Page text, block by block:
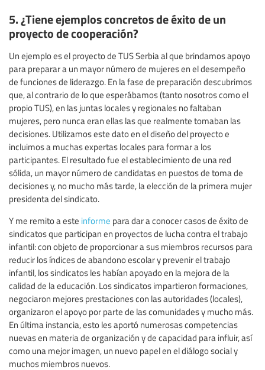
5. ¿Tiene ejemplos concretos de éxito de un
proyecto de cooperación?
Un ejemplo es el proyecto de TUS Serbia al que brindamos apoyo
para preparar a un mayor número de mujeres en el desempeño
de funciones de liderazgo. En la fase de preparación descubrimos
que, al contrario de lo que esperábamos (tanto nosotros como el
propio TUS), en las juntas locales y regionales no faltaban
mujeres, pero nunca eran ellas las que realmente tomaban las
decisiones. Utilizamos este dato en el diseño del proyecto e
incluimos a muchas expertas locales para formar a los
participantes. El resultado fue el establecimiento de una red
sólida, un mayor número de candidatas en puestos de toma de
decisiones y, no mucho más tarde, la elección de la primera mujer
presidenta del sindicato.
Y me remito a este informe para dar a conocer casos de éxito de
sindicatos que participan en proyectos de lucha contra el trabajo
infantil: con objeto de proporcionar a sus miembros recursos para
reducir los índices de abandono escolar y prevenir el trabajo
infantil, los sindicatos les habían apoyado en la mejora de la
calidad de la educación. Los sindicatos impartieron formaciones,
negociaron mejores prestaciones con las autoridades (locales),
organizaron el apoyo por parte de las comunidades y mucho más.
En última instancia, esto les aportó numerosas competencias
nuevas en materia de organización y de capacidad para influir, así
como una mejor imagen, un nuevo papel en el diálogo social y
muchos miembros nuevos.